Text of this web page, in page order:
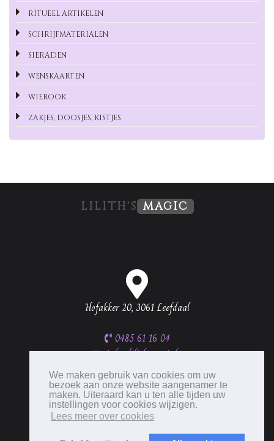
We maken gebruik van cookies om uw
bezoek aan onze website aangenamer te
maken. Uiteraard kan u ten alle tijden uw
instellingen voor cookies wijzigen.
Lees meer over cookies
RITUEEL ARTIKELEN
SCHRIJFMATERIALEN
SIERADEN
WENSKAARTEN
WIEROOK
ZAKJES, DOOSJES, KISTJES
LILITH'S MAGIC
Hofakker 20, 3061 Leefdaal
0485 61 16 04
info@lilithsmagic.be
BTW BE0537 335 656